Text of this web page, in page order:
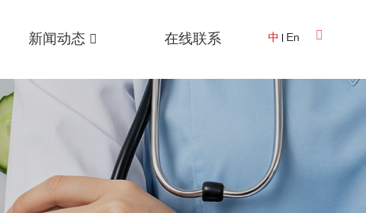
新闻动态 在线联系 中 En